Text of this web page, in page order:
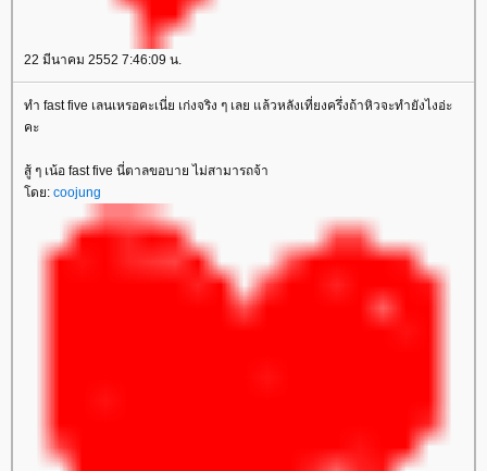
22 มีนาคม 2552 7:46:09 น.
ทำ fast five เลนเหรอคะเนี่ย เก่งจริง ๆ เลย แล้วหลังเที่ยงครึ่งถ้าหิวจะทำยังไงอ่ะ
คะ
สู้ ๆ เน้อ fast five นี่ตาลขอบาย ไม่สามารถจ้า
ดย: coojung